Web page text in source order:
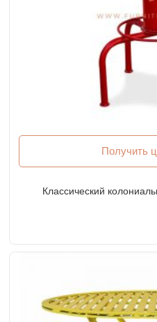
Получить
Классический